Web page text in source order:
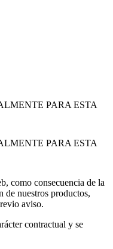
PARA ESTA
PARA ESTA
como consecuencia de la
nuestros productos,
aviso.
contractual y se